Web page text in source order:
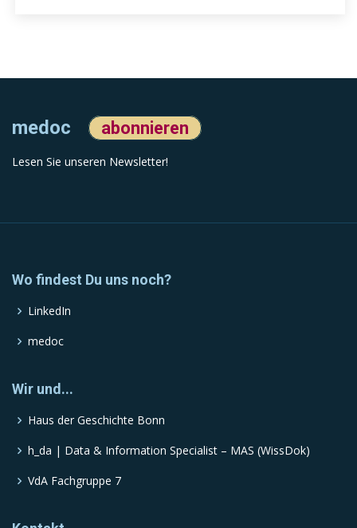
medoc abonnieren
Lesen Sie unseren Newsletter!
Wo findest Du uns noch?
LinkedIn
medoc
Wir und...
Haus der Geschichte Bonn
h_da | Data & Information Specialist – MAS (WissDok)
VdA Fachgruppe 7